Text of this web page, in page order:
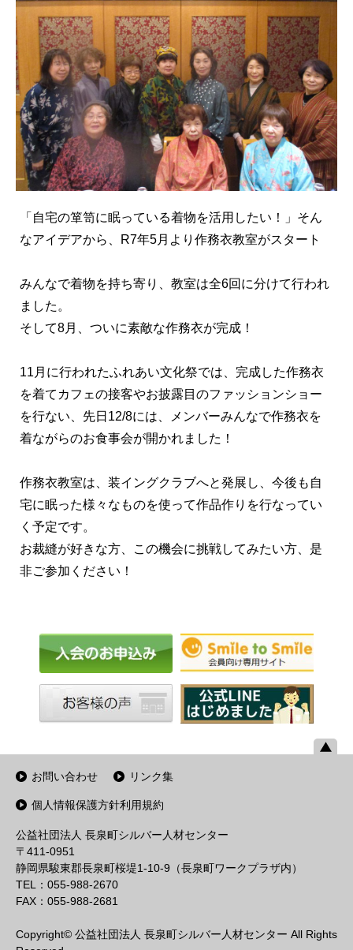
「自宅の箪笥に眠っている着物を活用したい！」そん
なアイデアから、R7年5月より作務衣教室がスタート
みんなで着物を持ち寄り、教室は全6回に分けて行われ
ました。
そして8月、ついに素敵な作務衣が完成！
11月に行われたふれあい文化祭では、完成した作務衣
を着てカフェの接客やお披露目のファッションショー
を行ない、先日12/8には、メンバーみんなで作務衣を
着ながらのお食事会が開かれました！
作務衣教室は、装イングクラブへと発展し、今後も自
宅に眠った様々なものを使って作品作りを行なってい
く予定です。
お裁縫が好きな方、この機会に挑戦してみたい方、是
非ご参加ください！
お問い合わせ リンク集
個人情報保護方針利用規約
公益社団法人 長泉町シルバー人材センター
〒411-0951
静岡県駿東郡長泉町桜堤1-10-9（長泉町ワークプラザ内）
TEL：055-988-2670
FAX：055-988-2681
Copyright© 公益社団法人 長泉町シルバー人材センター All Rights